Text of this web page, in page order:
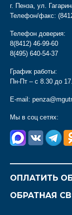
г. Пенза, ул.
Телефон/факс:
Телефон доверия:
8(8412) 46-99-60
8(495) 640-54-37
График работы:
Пн-Пт – с 8.30 до
E-mail:
Мы в соц сетях:
ОПЛАТИТЬ
ОБРАТНАЯ